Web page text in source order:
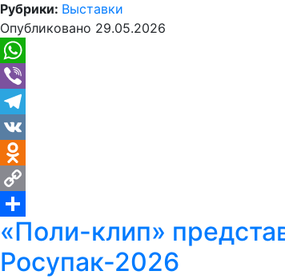
Рубрики: Выставки
Опубликовано 29.05.2026
WhatsApp
Viber
Telegram
VK
Odnoklassniki
Copy
Link
Отправить
«Поли-клип»
Росупак-2026